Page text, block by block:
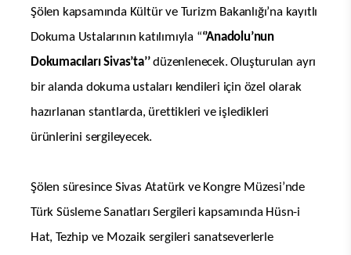
Şölen kapsamında Kültür ve Turizm Bakanlığı’na kayıtlı
Dokuma Ustalarının katılımıyla “‘’Anadolu’nun
Dokumacıları Sivas’ta’’düzenlenecek. Oluşturulan ayrı
bir alanda dokuma ustaları kendileri için özel olarak
hazırlanan stantlarda, ürettikleri ve işledikleri
ürünlerini sergileyecek.
Şölen süresince Sivas Atatürk ve Kongre Müzesi’nde
Türk Süsleme Sanatları Sergileri kapsamında Hüsn-i
Hat, Tezhip ve Mozaik sergileri sanatseverlerle